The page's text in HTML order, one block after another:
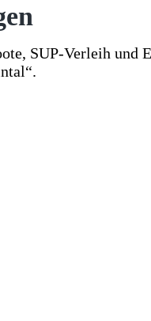
SUP-Verleih und